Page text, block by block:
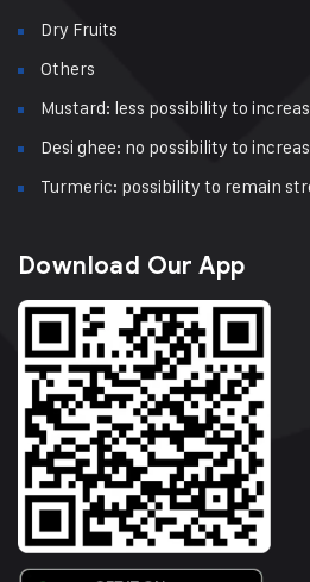
Dry Fruits
Others
Mustard: less possibility to
Desi ghee: no possibility to
Turmeric: possibility to remain
Download Our App